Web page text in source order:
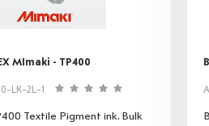
MImaki - TP400
LK-2L-1
Textile Pigment ink. Bulk